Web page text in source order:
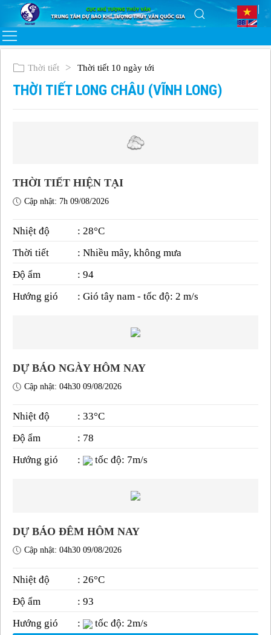
Thời tiết Thời tiết 10 ngày tới
THỜI TIẾT LONG CHÂU (VĨNH LONG)
THỜI TIẾT HIỆN TẠI
Cập nhật: 7h 09/08/2026
Nhiệt độ
: 28°C
Thời tiết
: Nhiều mây, không mưa
Độ ẩm
: 94
Hướng gió
: Gió tây nam - tốc độ: 2 m/s
DỰ BÁO NGÀY HÔM NAY
Cập nhật: 04h30 09/08/2026
Nhiệt độ
: 33°C
Độ ẩm
: 78
Hướng gió
: tốc độ: 7m/s
DỰ BÁO ĐÊM HÔM NAY
Cập nhật: 04h30 09/08/2026
Nhiệt độ
: 26°C
Độ ẩm
: 93
Hướng gió
: tốc độ: 2m/s